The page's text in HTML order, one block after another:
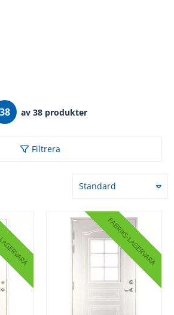
38 av 38 produkter
Filtrera
Standard
FABRIKS
LAGERVARA